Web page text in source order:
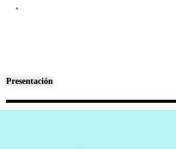
Presentación